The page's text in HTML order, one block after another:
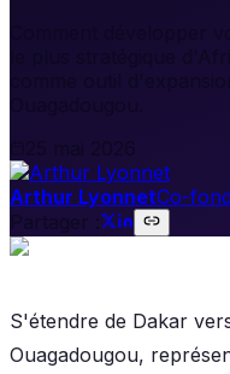
Comment développer
le plus stratégique
comme outil
Arthur LyonnetCo-
Partager :
S'étendre de Dakar
Ouagadougou,